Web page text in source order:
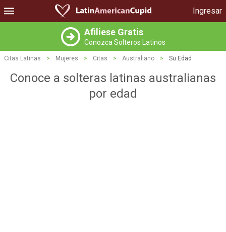
Ingresar
Afiliese Gratis
Conozca Solteros Latinos
Citas Latinas > Mujeres > Citas > Australiano > Su Edad
Conoce a solteras latinas australianas
por edad